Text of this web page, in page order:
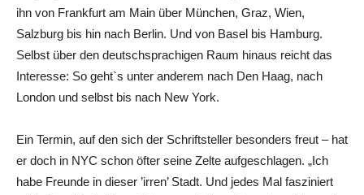
ihn von Frankfurt am Main über München, Graz, Wien,
Salzburg bis hin nach Berlin. Und von Basel bis Hamburg.
Selbst über den deutschsprachigen Raum hinaus reicht das
Interesse: So geht`s unter anderem nach Den Haag, nach
London und selbst bis nach New York.
Ein Termin, auf den sich der Schriftsteller besonders freut – hat
er doch in NYC schon öfter seine Zelte aufgeschlagen. „Ich
habe Freunde in dieser ’irren’ Stadt. Und jedes Mal fasziniert